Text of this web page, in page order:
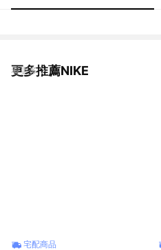
更多推薦NIKE
看更多
宅配商品